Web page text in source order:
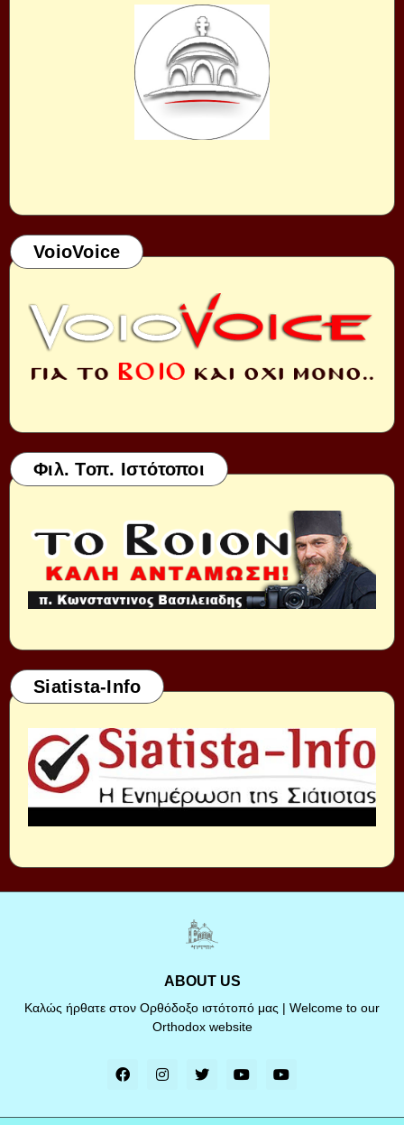
VoioVoice
Φιλ. Τοπ. Ιστότοποι
Siatista-Info
ABOUT US
Καλώς ήρθατε στον Ορθόδοξο ιστότοπό μας | Welcome to our
Orthodox website